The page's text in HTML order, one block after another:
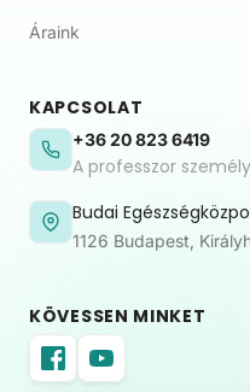
Áraink
KAPCSOLAT
+36 20 823 6419
A professzor
Budai
1126 Budapest,
KÖVESSEN MINKET